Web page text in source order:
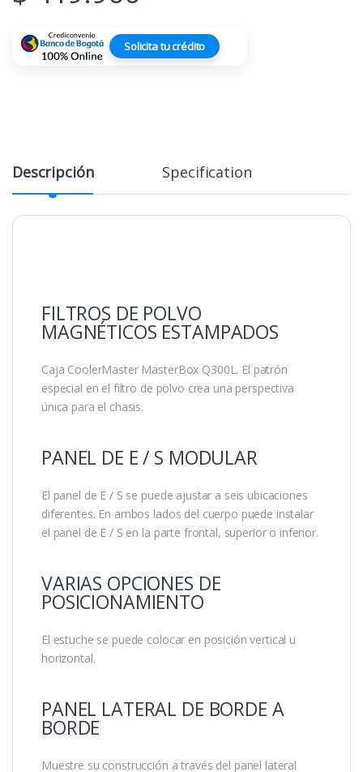
Solicita tu crédito
Descripción Specification
FILTROS DE POLVO
MAGNÉTICOS ESTAMPADOS
Caja CoolerMaster MasterBox Q300L. El patrón
especial en el filtro de polvo crea una perspectiva
única para el chasis.
PANEL DE E / S MODULAR
El panel de E / S se puede ajustar a seis ubicaciones
diferentes. En ambos lados del cuerpo puede instalar
el panel de E / S en la parte frontal, superior o inferior.
VARIAS OPCIONES DE
POSICIONAMIENTO
El estuche se puede colocar en posición vertical u
horizontal.
PANEL LATERAL DE BORDE A
BORDE
Muestre su construcción a través del panel lateral